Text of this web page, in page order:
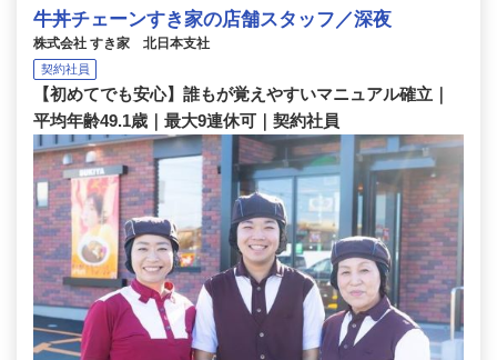
牛丼チェーンすき家の店舗スタッフ／深夜
株式会社 すき家 北日本支社
契約社員
【初めてでも安心】誰もが覚えやすいマニュアル確立｜
平均年齢49.1歳｜最大9連休可｜契約社員